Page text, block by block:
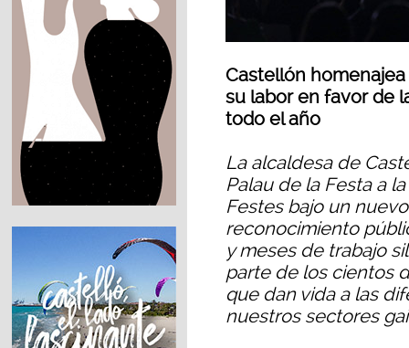
Castellón
su labor en favor de
todo el año
La alcaldesa de
Palau de la Festa a
Festes bajo un
reconocimiento
y meses de trabajo
parte de los cientos
que dan vida a las
nuestros sectores